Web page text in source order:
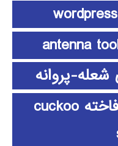
شعله-پروانه
الگوریتم جستجوی فاخته cuckoo